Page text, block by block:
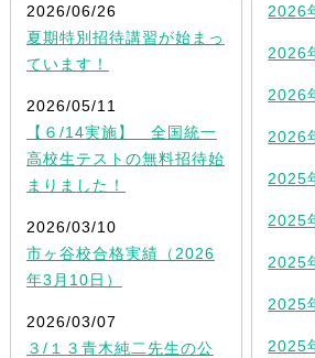
2026/06/26
夏期特別招待講習が始まっ
ています！
2026/05/11
【６/14実施】 全国統一
高校生テストの無料招待始
まりました！
2026/03/10
市ヶ谷校合格実績（2026
年3月10日）
2026/03/07
３/１３青木純二先生の公
2026
2026
2026
2026
2025
2025
2025
2025
2025